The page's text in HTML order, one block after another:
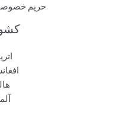
حریم